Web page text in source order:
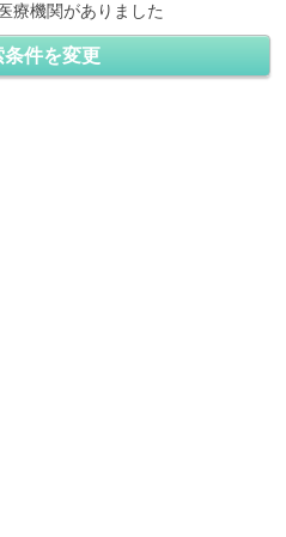
療機関がありました
条件を変更